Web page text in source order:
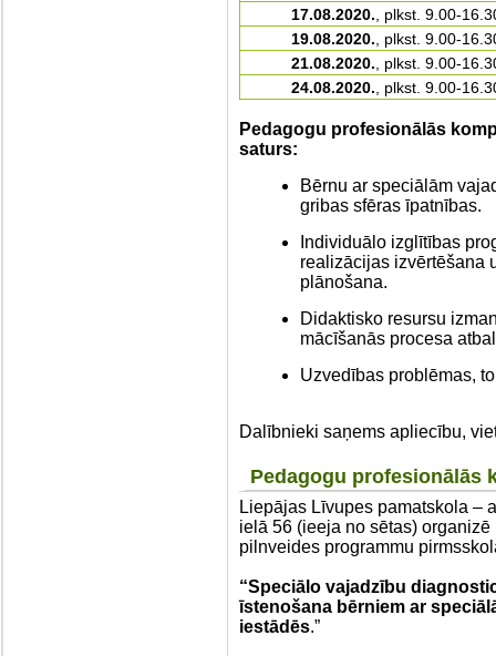
17.08.2020. , plkst. 9.00-
19.08.2020. , plkst. 9.00-
21.08.2020. , plkst. 9.00-
24.08.2020. , plkst. 9.00-
Pedagogu profesionālās
saturs:
Bērnu ar speciālām
gribas sfēras īpatnības.
Individuālo izglītības
realizācijas izvērtēšana
plānošana.
Didaktisko resursu
mācīšanās procesa
Uzvedības problēmas,
Dalībnieki saņems apliecību,
Pedagogu profesionālās
Liepājas Līvupes pamatskola –
ielā 56 (ieeja no sētas)
pilnveides programmu
“Speciālo vajadzību
īstenošana bērniem ar
iestādēs.”